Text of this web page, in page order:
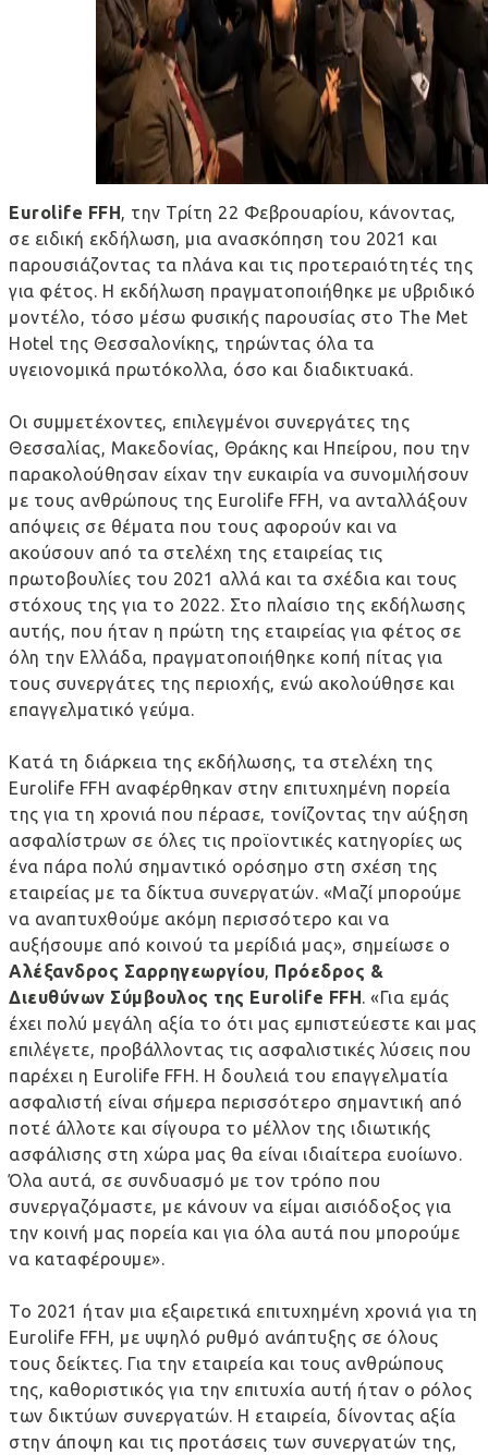
Eurolife FFH, την Τρίτη 22 Φεβρουαρίου, κάνοντας,
σε ειδική εκδήλωση, μια ανασκόπηση του 2021 και
παρουσιάζοντας τα πλάνα και τις προτεραιότητές της
για φέτος. Η εκδήλωση πραγματοποιήθηκε με υβριδικό
μοντέλο, τόσο μέσω φυσικής παρουσίας στο The Met
Hotel της Θεσσαλονίκης, τηρώντας όλα τα
υγειονομικά πρωτόκολλα, όσο και διαδικτυακά.
Οι συμμετέχοντες, επιλεγμένοι συνεργάτες της
Θεσσαλίας, Μακεδονίας, Θράκης και Ηπείρου, που την
παρακολούθησαν είχαν την ευκαιρία να συνομιλήσουν
με τους ανθρώπους της Eurolife FFH, να ανταλλάξουν
απόψεις σε θέματα που τους αφορούν και να
ακούσουν από τα στελέχη της εταιρείας τις
πρωτοβουλίες του 2021 αλλά και τα σχέδια και τους
στόχους της για το 2022. Στο πλαίσιο της εκδήλωσης
αυτής, που ήταν η πρώτη της εταιρείας για φέτος σε
όλη την Ελλάδα, πραγματοποιήθηκε κοπή πίτας για
τους συνεργάτες της περιοχής, ενώ ακολούθησε και
επαγγελματικό γεύμα.
Κατά τη διάρκεια της εκδήλωσης, τα στελέχη της
Eurolife FFH αναφέρθηκαν στην επιτυχημένη πορεία
της για τη χρονιά που πέρασε, τονίζοντας την αύξηση
ασφαλίστρων σε όλες τις προϊοντικές κατηγορίες ως
ένα πάρα πολύ σημαντικό ορόσημο στη σχέση της
εταιρείας με τα δίκτυα συνεργατών. «Μαζί μπορούμε
να αναπτυχθούμε ακόμη περισσότερο και να
αυξήσουμε από κοινού τα μερίδιά μας», σημείωσε ο
Αλέξανδρος Σαρρηγεωργίου, Πρόεδρος &
Διευθύνων Σύμβουλος της Eurolife FFH. «Για εμάς
έχει πολύ μεγάλη αξία το ότι μας εμπιστεύεστε και μας
επιλέγετε, προβάλλοντας τις ασφαλιστικές λύσεις που
παρέχει η Eurolife FFH. Η δουλειά του επαγγελματία
ασφαλιστή είναι σήμερα περισσότερο σημαντική από
ποτέ άλλοτε και σίγουρα το μέλλον της ιδιωτικής
ασφάλισης στη χώρα μας θα είναι ιδιαίτερα ευοίωνο.
Όλα αυτά, σε συνδυασμό με τον τρόπο που
συνεργαζόμαστε, με κάνουν να είμαι αισιόδοξος για
την κοινή μας πορεία και για όλα αυτά που μπορούμε
να καταφέρουμε».
Το 2021 ήταν μια εξαιρετικά επιτυχημένη χρονιά για τη
Eurolife FFH, με υψηλό ρυθμό ανάπτυξης σε όλους
τους δείκτες. Για την εταιρεία και τους ανθρώπους
της, καθοριστικός για την επιτυχία αυτή ήταν ο ρόλος
των δικτύων συνεργατών. Η εταιρεία, δίνοντας αξία
στην άποψη και τις προτάσεις των συνεργατών της,